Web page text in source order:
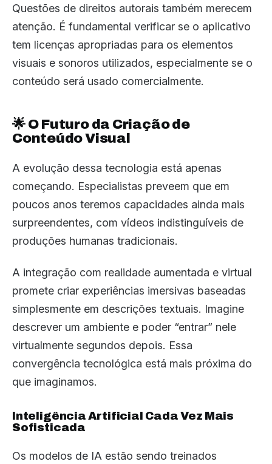
Questões de direitos autorais também merecem
atenção. É fundamental verificar se o aplicativo
tem licenças apropriadas para os elementos
visuais e sonoros utilizados, especialmente se o
conteúdo será usado comercialmente.
🌟 O Futuro da Criação de
Conteúdo Visual
A evolução dessa tecnologia está apenas
começando. Especialistas preveem que em
poucos anos teremos capacidades ainda mais
surpreendentes, com vídeos indistinguíveis de
produções humanas tradicionais.
A integração com realidade aumentada e virtual
promete criar experiências imersivas baseadas
simplesmente em descrições textuais. Imagine
descrever um ambiente e poder “entrar” nele
virtualmente segundos depois. Essa
convergência tecnológica está mais próxima do
que imaginamos.
Inteligência Artificial Cada Vez Mais
Sofisticada
Os modelos de IA estão sendo treinados